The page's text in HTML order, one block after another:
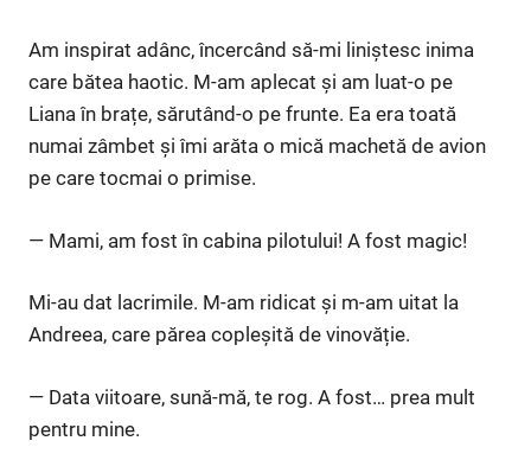
Am inspirat adânc, încercând să-mi liniștesc inima
care bătea haotic. M-am aplecat și am luat-o pe
Liana în brațe, sărutând-o pe frunte. Ea era toată
numai zâmbet și îmi arăta o mică machetă de avion
pe care tocmai o primise.
— Mami, am fost în cabina pilotului! A fost magic!
Mi-au dat lacrimile. M-am ridicat și m-am uitat la
Andreea, care părea copleșită de vinovăție.
— Data viitoare, sună-mă, te rog. A fost… prea mult
pentru mine.